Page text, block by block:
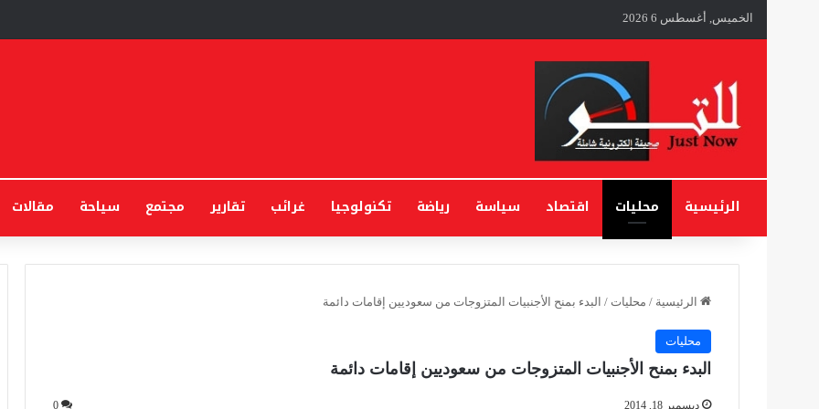
الخميس, أغسطس 6 2026
الرئيسية محليات اقتصاد سياسة رياضة تكنولوجيا غرائب تقارير مجتمع سياحة مقالات
الرئيسية / محليات / البدء بمنح الأجنبيات المتزوجات من سعوديين إقامات دائمة‎
محليات
البدء بمنح الأجنبيات المتزوجات من سعوديين إقامات دائمة‎
ديسمبر 18, 2014 0